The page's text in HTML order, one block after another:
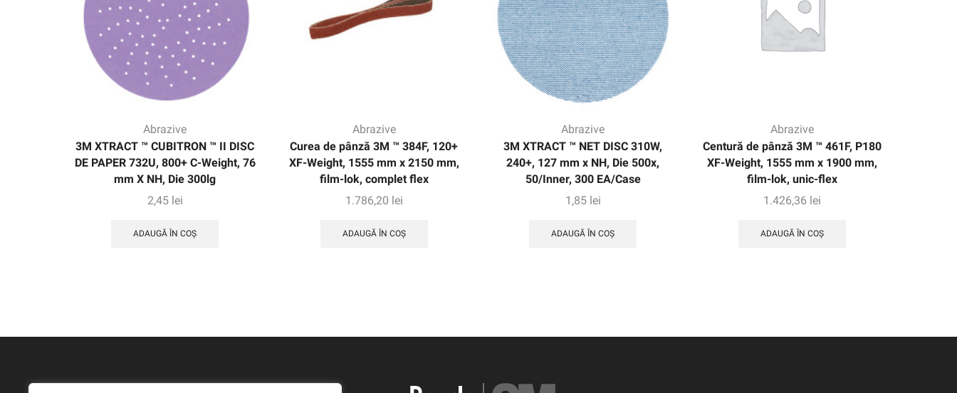
Abrazive
3M XTRACT ™ CUBITRON ™ II DISC
DE PAPER 732U, 800+ C-Weight, 76
mm X NH, Die 300lg
2,45 lei
ADAUGĂ ÎN COȘ
Abrazive
Curea de pânză 3M ™ 384F, 120+
XF-Weight, 1555 mm x 2150 mm,
film-lok, complet flex
1.786,20 lei
ADAUGĂ ÎN COȘ
Abrazive
3M XTRACT ™ NET DISC 310W,
240+, 127 mm x NH, Die 500x,
50/Inner, 300 EA/Case
1,85 lei
ADAUGĂ ÎN COȘ
Abrazive
Centură de pânză 3M ™ 461F, P180
XF-Weight, 1555 mm x 1900 mm,
film-lok, unic-flex
1.426,36 lei
ADAUGĂ ÎN COȘ